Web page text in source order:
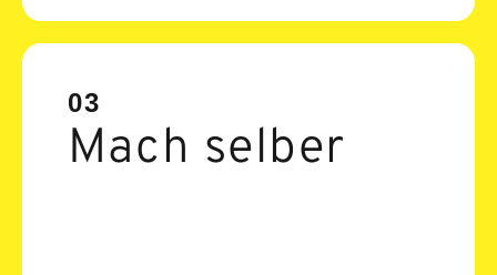
03
Mach selber